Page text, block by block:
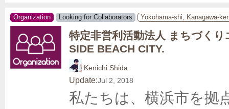
Organization Looking for Collaborators Yokohama-shi, Kanagawa-
特定非営利活動法人 まちづく
SIDE BEACH CITY.
Kenichi Shida
Update:Jul 2, 2018
私たちは、横浜市を拠